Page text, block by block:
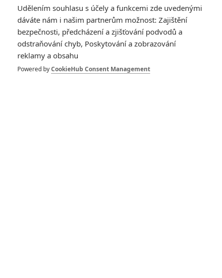
拆彈專家
1 ČLÁNEK | 30.07.2026 20:14
Děti krve a kostí: Regulérní trailer představuje akční fantasy
dobrodružství s vůní Afriky
Spider-Man: Zbrusu nový den – Podle recenzí máme čekat
Udělením souhlasu s účely a funkcemi zde uvedenými
dáváte nám i našim partnerům možnost: Zajištění
bezpečnosti, předcházení a zjišťování podvodů a
odstraňování chyb, Poskytování a zobrazování
reklamy a obsahu
Powered byCookieHub Consent Management